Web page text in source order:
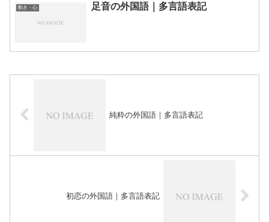
動き・心 足音の外国語｜多言語表記
純粋の外国語｜多言語表記
初恋の外国語｜多言語表記